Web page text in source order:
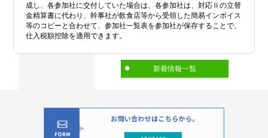
成し、各参加社に交付していた場合は、各参加社は、対応Ⅱの立替
金精算書に代わり、幹事社が飲食店等から受領した簡易インボイス
等のコピーと合わせて、参加社一覧表を参加社が保存することで、
仕入税額控除を適用できます。
新着情報一覧